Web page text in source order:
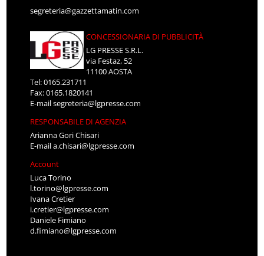
segreteria@gazzettamatin.com
CONCESSIONARIA DI PUBBLICITÀ
LG PRESSE S.R.L.
via Festaz, 52
11100 AOSTA
Tel: 0165.231711
Fax: 0165.1820141
E-mailsegreteria@lgpresse.com
RESPONSABILE DI AGENZIA
Arianna Gori Chisari
E-maila.chisari@lgpresse.com
Account
Luca Torino
l.torino@lgpresse.com
Ivana Cretier
i.cretier@lgpresse.com
Daniele Fimiano
d.fimiano@lgpresse.com